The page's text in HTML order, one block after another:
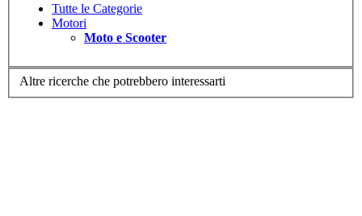
Tutte le Categorie
Motori
Moto e Scooter
Altre ricerche che potrebbero interessarti